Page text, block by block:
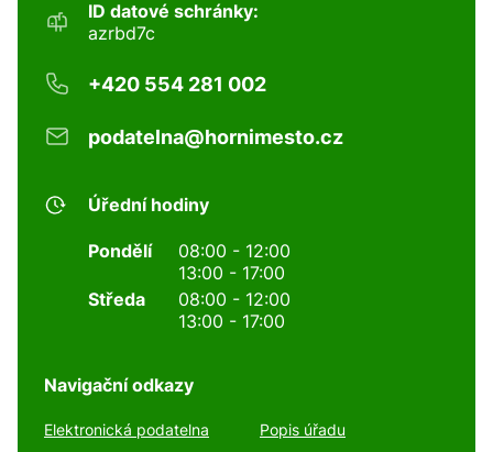
ID datové schránky:
azrbd7c
+420 554 281 002
podatelna@hornimesto.cz
Úřední hodiny
Pondělí
08:00 - 12:00
13:00 - 17:00
Středa
08:00 - 12:00
13:00 - 17:00
Navigační odkazy
Elektronická podatelna Popis úřadu